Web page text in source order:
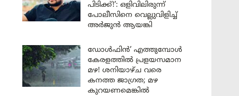
പിടിക്ക്!’: ഒളിവിലിരുന്ന്
പോലീസിനെ വെല്ലുവിളിച്ച്
അർജുൻ ആയങ്കി
ഡോൾഫിൻ’ എത്തുമ്പോൾ
കേരളത്തിൽ പ്രളയസമാന
മഴ! ശനിയാഴ്ച വരെ
കനത്ത ജാഗ്രത; മഴ
കുറയണമെങ്കിൽ